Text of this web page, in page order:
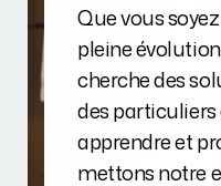
Que vous
pleine
cherche des
des
apprendre et
mettons notre